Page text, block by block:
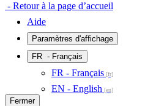
- Retour à la page d’accueil
Aide
Paramètres d'affichage
FR - Français
FR - Français
EN - English
Fermer